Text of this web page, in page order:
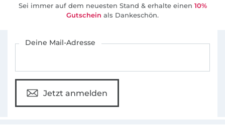
Sei immer auf dem neuesten Stand & erhalte einen 10%
Gutschein als Dankeschön.
Deine Mail-Adresse
Jetzt anmelden